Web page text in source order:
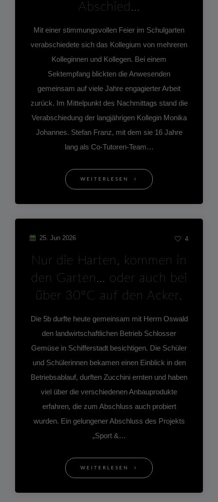
Abschied…
Mit einer stimmungsvollen Feier im Schulgarten
verabschiedete sich das Kollegium von mehreren
Kolleginnen und Kollegen. Bei einem
Sektempfang blickten die Anwesenden
gemeinsam auf viele Jahre engagierter Arbeit
zurück. Im Mittelpunkt des Nachmittags stand die
Verabschiedung der langjährigen Kollegin Monika
Johannes. Stefan Franz, mit dem sie 16 Jahre
lang als Co-Tutoren-Team…
WEITERLESEN
25. Jun 2026 4
Nur die Harten, kommen in
den Garten… oder auch bei
über 30°C auf den Acker.
Die 5b durfte heute gemeinsam mit Herrn Oswald
den landwirtschaftlichen Betrieb Schlosser
Gemüse in Schifferstadt besichtigen. Die Schüler
und Schülerinnen bekamen einen Einblick in den
Betriebsablauf, durften Zucchini ernten und haben
viel über die verschiedenen Anbauprodukte
erfahren, die zum Abschluss auch probiert
wurden. Ein gelungener Abschluss des Projekts
„Sport &…
WEITERLESEN